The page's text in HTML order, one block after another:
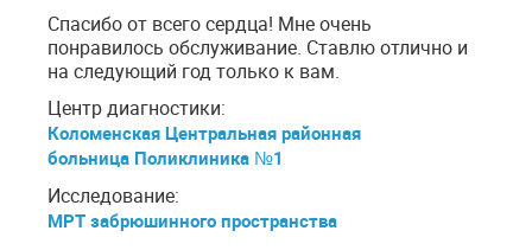
Спасибо от всего сердца! Мне очень
понравилось обслуживание. Ставлю отлично и
на следующий год только к вам.
Центр диагностики:
Коломенская Центральная районная
больница Поликлиника №1
Исследование:
МРТ забрюшинного пространства